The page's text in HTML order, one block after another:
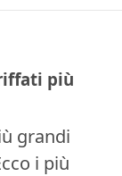
più
grandi
i più